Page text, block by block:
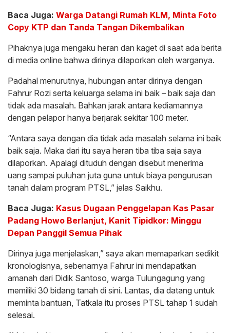
Baca Juga: Warga Datangi Rumah KLM, Minta Foto
Copy KTP dan Tanda Tangan Dikembalikan
Pihaknya juga mengaku heran dan kaget di saat ada berita
di media online bahwa dirinya dilaporkan oleh warganya.
Padahal menurutnya, hubungan antar dirinya dengan
Fahrur Rozi serta keluarga selama ini baik – baik saja dan
tidak ada masalah. Bahkan jarak antara kediamannya
dengan pelapor hanya berjarak sekitar 100 meter.
“Antara saya dengan dia tidak ada masalah selama ini baik
baik saja. Maka dari itu saya heran tiba tiba saja saya
dilaporkan. Apalagi dituduh dengan disebut menerima
uang sampai puluhan juta guna untuk biaya pengurusan
tanah dalam program PTSL,” jelas Saikhu.
Baca Juga: Kasus Dugaan Penggelapan Kas Pasar
Padang Howo Berlanjut, Kanit Tipidkor: Minggu
Depan Panggil Semua Pihak
Dirinya juga menjelaskan,” saya akan memaparkan sedikit
kronologisnya, sebenarnya Fahrur ini mendapatkan
amanah dari Didik Santoso, warga Tulungagung yang
memiliki 30 bidang tanah di sini. Lantas, dia datang untuk
meminta bantuan, Tatkala itu proses PTSL tahap 1 sudah
selesai.